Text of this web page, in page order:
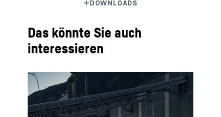
Das könnte Sie auch
interessieren